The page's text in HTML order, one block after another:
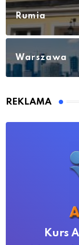
Rumia
Warszawa
REKLAMA
Kurs